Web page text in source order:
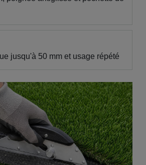
jusqu'à 50 mm et usage répété